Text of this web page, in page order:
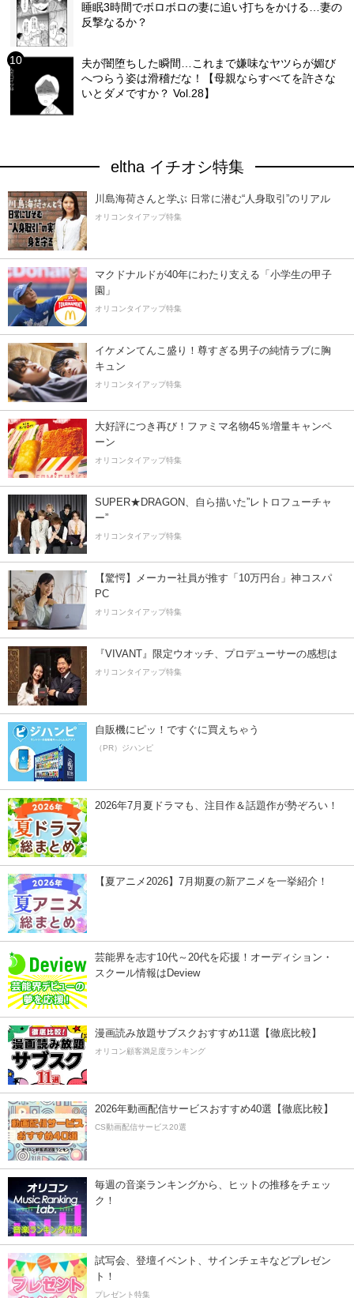
睡眠3時間でボロボロの妻に追い打ちをかける…妻の
反撃なるか？
夫が闇堕ちした瞬間…これまで嫌味なヤツらが媚び
へつらう姿は滑稽だな！【母親ならすべてを許さな
いとダメですか？ Vol.28】
eltha イチオシ特集
川島海荷さんと学ぶ 日常に潜む“人身取引”のリアル
オリコンタイアップ特集
マクドナルドが40年にわたり支える「小学生の甲子
園」
オリコンタイアップ特集
イケメンてんこ盛り！尊すぎる男子の純情ラブに胸
キュン
オリコンタイアップ特集
大好評につき再び！ファミマ名物45％増量キャンペ
ーン
オリコンタイアップ特集
SUPER★DRAGON、自ら描いた”レトロフューチャ
ー”
オリコンタイアップ特集
【驚愕】メーカー社員が推す「10万円台」神コスパ
PC
オリコンタイアップ特集
『VIVANT』限定ウオッチ、プロデューサーの感想は
オリコンタイアップ特集
自販機にピッ！ですぐに買えちゃう
（PR）ジハンピ
2026年7月夏ドラマも、注目作＆話題作が勢ぞろい！
【夏アニメ2026】7月期夏の新アニメを一挙紹介！
芸能界を志す10代～20代を応援！オーディション・
スクール情報はDeview
漫画読み放題サブスクおすすめ11選【徹底比較】
オリコン顧客満足度ランキング
2026年動画配信サービスおすすめ40選【徹底比較】
CS動画配信サービス20選
毎週の音楽ランキングから、ヒットの推移をチェッ
ク！
試写会、登壇イベント、サインチェキなどプレゼン
ト！
プレゼント特集